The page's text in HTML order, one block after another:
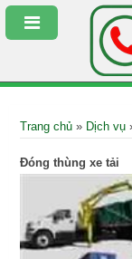
Trang chủ » Dịch vụ
Đóng thùng xe tải